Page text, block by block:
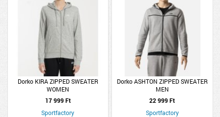
Dorko KIRA ZIPPED SWEATER
WOMEN
17 999 Ft
Sportfactory
Dorko ASHTON ZIPPED SWEATER
MEN
22 999 Ft
Sportfactory